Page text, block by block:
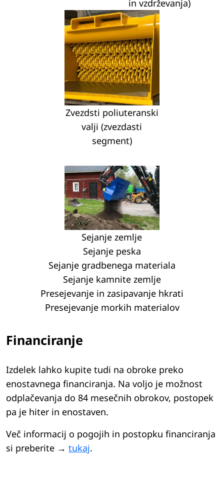
in vzdrževanja)
Zvezdsti poliuteranski
valji (zvezdasti
segment)
Sejanje zemlje
Sejanje peska
Sejanje gradbenega materiala
Sejanje kamnite zemlje
Presejevanje in zasipavanje hkrati
Presejevanje morkih materialov
Financiranje
Izdelek lahko kupite tudi na obroke preko
enostavnega financiranja. Na voljo je možnost
odplačevanja do 84 mesečnih obrokov, postopek
pa je hiter in enostaven.
Več informacij o pogojih in postopku financiranja
si preberite → tukaj.